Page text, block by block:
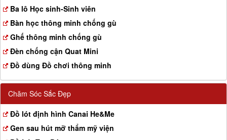
Ba lô Học sinh-Sinh viên
Bàn học thông minh chống gù
Ghế thông minh chống gù
Đèn chống cận Quat Mini
Đồ dùng Đồ chơi thông minh
Chăm Sóc Sắc Đẹp
Đồ lót định hình Canai He&Me
Gen sau hút mỡ thẩm mỹ viện